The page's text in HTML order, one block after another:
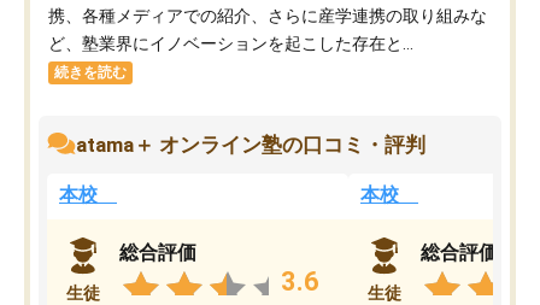
携、各種メディアでの紹介、さらに産学連携の取り組みな
ど、塾業界にイノベーションを起こした存在と...
続きを読む
atama＋ オンライン塾の口コミ・評判
本校
生徒
総合評価
3.6
本校
生徒
総合評価